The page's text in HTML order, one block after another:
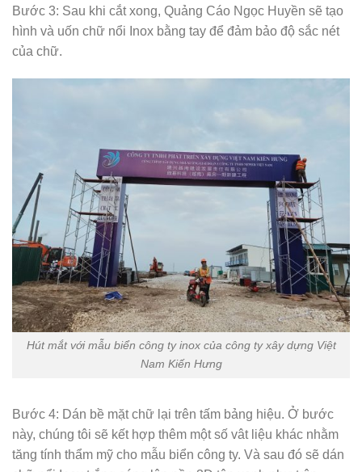
Bước 3: Sau khi cắt xong, Quảng Cáo Ngọc Huyền sẽ tạo
hình và uốn chữ nổi Inox bằng tay để đảm bảo độ sắc nét
của chữ.
Hút mắt với mẫu biển công ty inox của công ty xây dựng Việt
Nam Kiến Hưng
Bước 4: Dán bề mặt chữ lại trên tấm bảng hiệu. Ở bước
này, chúng tôi sẽ kết hợp thêm một số vât liệu khác nhằm
tăng tính thẩm mỹ cho mẫu biển công ty. Và sau đó sẽ dán